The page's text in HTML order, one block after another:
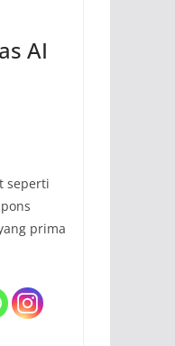
AI
seperti
prima